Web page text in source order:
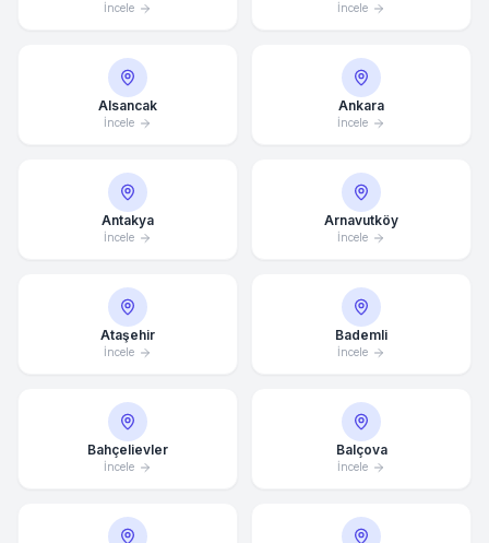
İncele İncele
Alsancak
İncele
Ankara
İncele
Antakya
İncele
Arnavutköy
İncele
Ataşehir
İncele
Bademli
İncele
Bahçelievler
İncele
Balçova
İncele